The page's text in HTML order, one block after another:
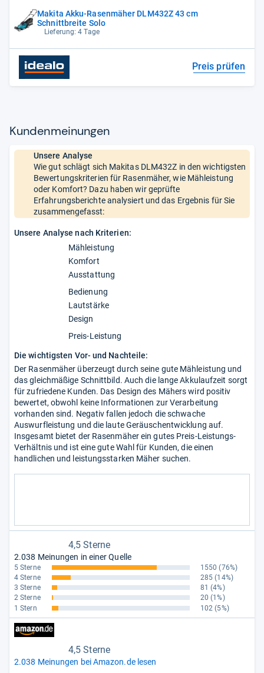
Makita Akku-Rasenmäher DLM432Z 43 cm
Schnittbreite Solo
Lieferung: 4 Tage
Preis prüfen
Kun­den­mei­nun­gen
Unsere Analyse
Wie gut schlägt sich Makitas DLM432Z in den wichtigsten
Bewertungskriterien für Rasenmäher, wie Mähleistung
oder Komfort? Dazu haben wir geprüfte
Erfahrungsberichte analysiert und das Ergebnis für Sie
zusammengefasst:
Unsere Analyse nach Kriterien:
Mähleistung
Komfort
Ausstattung
Bedienung
Lautstärke
Design
Preis-Leistung
Die wichtigsten Vor- und Nachteile:
Der Rasenmäher überzeugt durch seine gute Mähleistung und
das gleichmäßige Schnittbild. Auch die lange Akkulaufzeit sorgt
für zufriedene Kunden. Das Design des Mähers wird positiv
bewertet, obwohl keine Informationen zur Verarbeitung
vorhanden sind. Negativ fallen jedoch die schwache
Auswurfleistung und die laute Geräuschentwicklung auf.
Insgesamt bietet der Rasenmäher ein gutes Preis-Leistungs-
Verhältnis und ist eine gute Wahl für Kunden, die einen
handlichen und leistungsstarken Mäher suchen.
4,5 Sterne
2.038 Meinungen in einer Quelle
5 Sterne 1550 (76%)
4 Sterne
285 (14%)
3 Sterne
81 (4%)
2 Sterne
20 (1%)
1 Stern
102 (5%)
4,5 Sterne
2.038 Meinungen bei Amazon.de lesen